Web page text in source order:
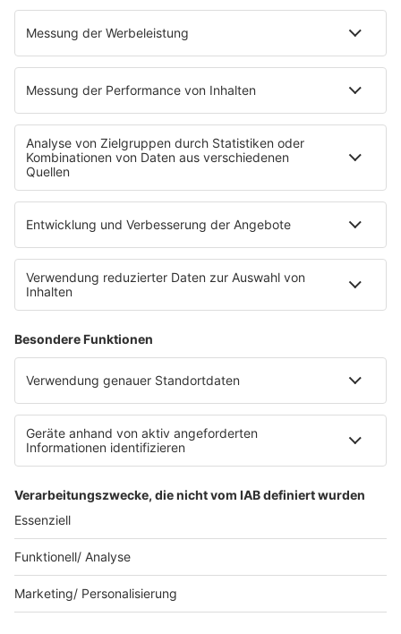
Niemand muss ein Promi sein
PROGRAMM
Mit den Waffeln einer Frau
SERVICE
Empfang
barba radio App
Impressum
Datenschutz Facebook & Instagram
Datenschutzeinstellungen
Clubbedingungen
Werbung schalten
Waffel-Werbepartner
80s80s.de
90s90s.de
Schlagerplanetradio.com
1deutsch.de
WEIHNACHTSMUSIK.FM
© barba radio. Ein Baby von Barbara Schöneberger und
REGIOCAST.